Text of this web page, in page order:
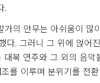
.
의 안무는 아쉬움이 많
다. 그러니 그 위에 얹어
북 연주와 그 외의 음
를 이루며 분위기를 전